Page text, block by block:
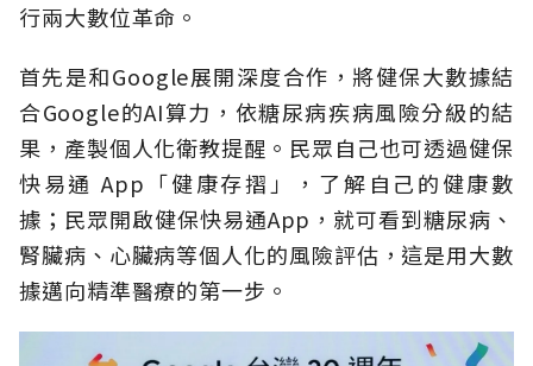
行兩大數位革命。
首先是和Google展開深度合作，將健保大數據結
合Google的AI算力，依糖尿病疾病風險分級的結
果，產製個人化衛教提醒。民眾自己也可透過健保
快易通 App「健康存摺」，了解自己的健康數
據；民眾開啟健保快易通App，就可看到糖尿病、
腎臟病、心臟病等個人化的風險評估，這是用大數
據邁向精準醫療的第一步。